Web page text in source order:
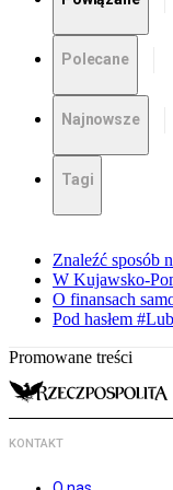
Polecane
Najnowsze
Tagi
Znaleźć sposób
W Kujawsko-
O finansach
Pod hasłem
Promowane treści
KONTAKT